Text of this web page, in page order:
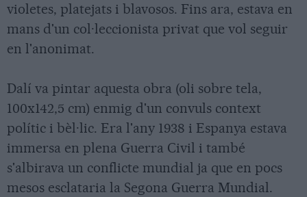
violetes, platejats i blavosos. Fins ara, estava en
mans d'un col·leccionista privat que vol seguir
en l'anonimat.
Dalí va pintar aquesta obra (oli sobre tela,
100x142,5 cm) enmig d'un convuls context
polític i bèl·lic. Era l'any 1938 i Espanya estava
immersa en plena Guerra Civil i també
s'albirava un conflicte mundial ja que en pocs
mesos esclataria la Segona Guerra Mundial.